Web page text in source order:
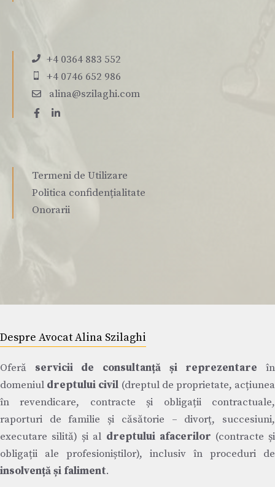
+4 0364 883 552
+4 0746 652 986
alina@szilaghi.com
Termeni de Utilizare
Politica confidențialitate
Onorarii
Despre Avocat Alina Szilaghi
Oferă servicii de consultanță și reprezentare în
domeniul dreptului civil (dreptul de proprietate, acțiunea
în revendicare, contracte și obligații contractuale,
raporturi de familie și căsătorie – divorț, succesiuni,
executare silită) și al dreptului afacerilor (contracte și
obligații ale profesioniștilor), inclusiv în proceduri de
insolvență și faliment.